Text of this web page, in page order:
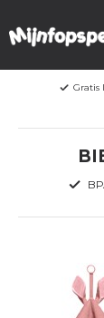
Gratis